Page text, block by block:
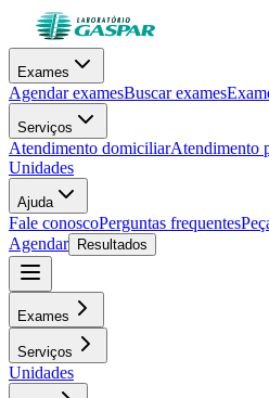
Exames
Agendar examesBuscar exames
Serviços
Atendimento domiciliarAtendimento
Unidades
Ajuda
Fale conoscoPerguntas frequentes
Agendar
Resultados
Exames
Serviços
Unidades